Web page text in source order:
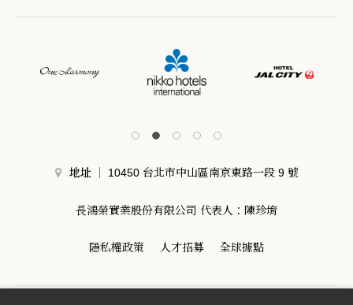
地址 10450 台北市中山區南京東路一段 9 號
長鴻榮實業股份有限公司 代表人：陳珍堉
隱私權政策 人才招募 全球據點